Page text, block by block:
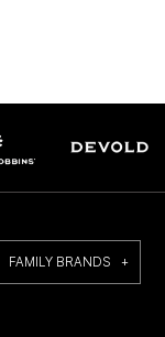
FAMILY BRANDS +